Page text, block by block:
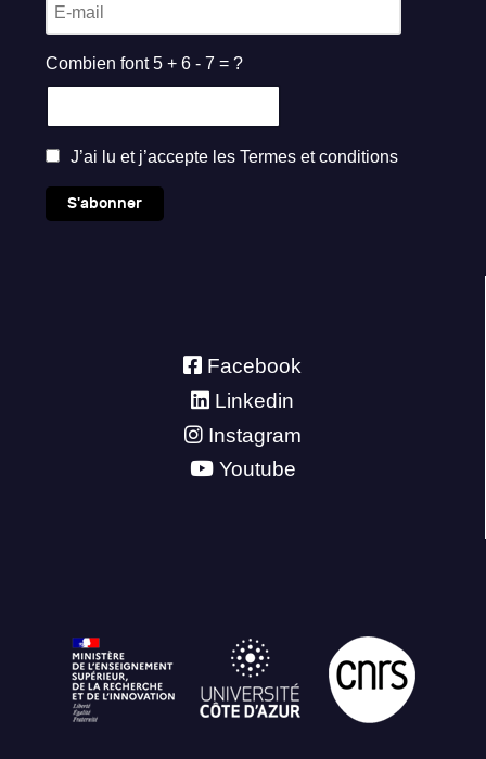
Combien font 5 + 6 - 7 = ?
J’ai lu et j’accepte les Termes et conditions
S'abonner
Facebook
Linkedin
Instagram
Youtube